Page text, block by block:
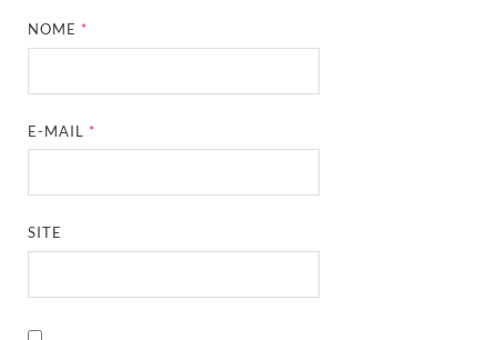
NOME*
E-MAIL*
SITE